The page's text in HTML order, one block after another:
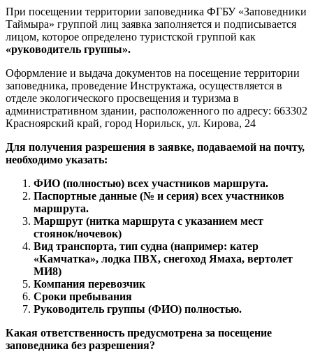
При посещении территории заповедника ФГБУ «Заповедники
Таймыра» группой лиц заявка заполняется и подписывается
лицом, которое определено туристской группой как
«руководитель группы».
Оформление и выдача документов на посещение территории
заповедника, проведение Инструктажа, осуществляется в
отделе экологического просвещения и туризма в
административном здании, расположенного по адресу: 663302
Красноярский край, город Норильск, ул. Кирова, 24
Для получения разрешения в заявке, подаваемой на почту,
необходимо указать:
ФИО (полностью) всех участников маршрута.
Паспортные данные (№ и серия) всех участников
маршрута.
Маршрут (нитка маршрута с указанием мест
стоянок/ночевок)
Вид транспорта, тип судна (например: катер
«Камчатка», лодка ПВХ, снегоход Ямаха, вертолет
МИ8)
Компания перевозчик
Сроки пребывания
Руководитель группы (ФИО) полностью.
Какая ответственность предусмотрена за посещение
заповедника без разрешения?